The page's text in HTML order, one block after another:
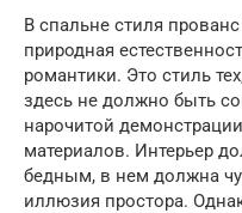
В спальне стиля
природная
романтики. Это стиль
здесь не должно быть
нарочитой
материалов. Интерьер
бедным, в нем должна
иллюзия простора.